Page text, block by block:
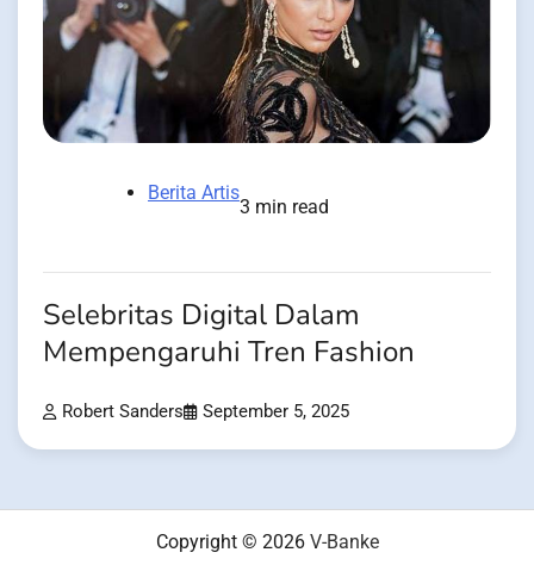
Berita Artis
3 min read
Selebritas Digital Dalam
Mempengaruhi Tren Fashion
Robert Sanders September 5, 2025
Copyright © 2026 V-Banke